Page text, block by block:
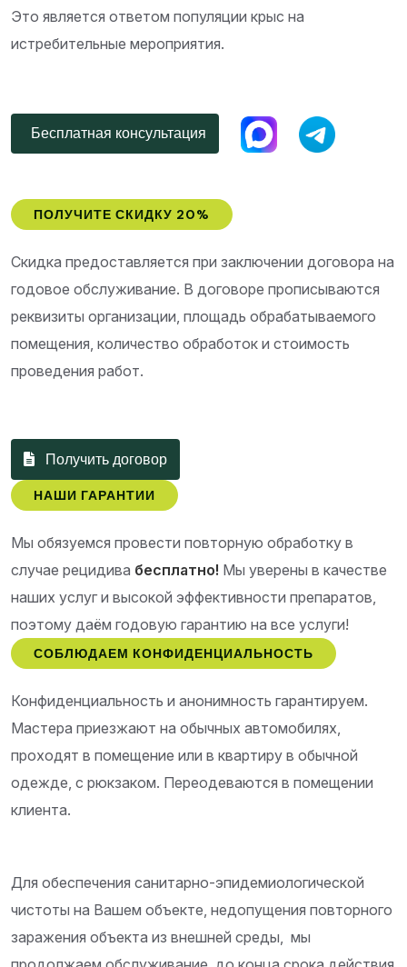
Это является ответом популяции крыс на
истребительные мероприятия.
Бесплатная консультация
ПОЛУЧИТЕ СКИДКУ 20%
Скидка предоставляется при заключении договора на
годовое обслуживание. В договоре прописываются
реквизиты организации, площадь обрабатываемого
помещения, количество обработок и стоимость
проведения работ.
Получить договор
НАШИ ГАРАНТИИ
Мы обязуемся провести повторную обработку в
случае рецидива бесплатно! Мы уверены в качестве
наших услуг и высокой эффективности препаратов,
поэтому даём годовую гарантию на все услуги!
СОБЛЮДАЕМ КОНФИДЕНЦИАЛЬНОСТЬ
Конфиденциальность и анонимность гарантируем.
Мастера приезжают на обычных автомобилях,
проходят в помещение или в квартиру в обычной
одежде, с рюкзаком. Переодеваются в помещении
клиента.
Для обеспечения санитарно-эпидемиологической
чистоты на Вашем объекте, недопущения повторного
заражения объекта из внешней среды, мы